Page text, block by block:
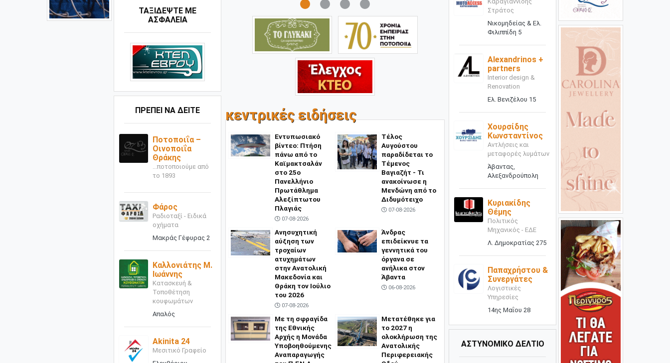
ΤΑΞΙΔΕΨΤΕ ΜΕ
ΑΣΦΑΛΕΙΑ
ΠΡΕΠΕΙ ΝΑ ΔΕΙΤΕ
Ποτοποιΐα –
Οινοποιΐα
Θράκης
...ποτοποιούμε από
το 1893
Φάρος
Ραδιοταξί - Ειδικά
οχήματα
Μακράς Γέφυρας 2
Καλλονιάτης Μ.
Ιωάννης
Κατασκευή &
Τοποθέτηση
κουφωμάτων
Απαλός
Akinita 24
Μεσιτικό Γραφείο
κεντρικές ειδήσεις
​Εντυπωσιακό
βίντεο: Πτήση
πάνω από το
Καϊμακτσαλάν
στο 25ο
Πανελλήνιο
Πρωτάθλημα
Αλεξίπτωτου
Πλαγιάς
07-08-2026
Τέλος
Αυγούστου
παραδίδεται το
Τέμενος
Βαγιαζήτ - Τι
ανακοίνωσε η
Μενδώνη από το
Διδυμότειχο
07-08-2026
Ανησυχητική
αύξηση των
τροχαίων
ατυχημάτων
στην Ανατολική
Μακεδονία και
Θράκη τον Ιούλιο
του 2026
07-08-2026
Άνδρας
επιδείκνυε τα
γεννητικά του
όργανα σε
ανήλικα στον
Άβαντα
06-08-2026
Με τη σφραγίδα
της Εθνικής
Αρχής η Μονάδα
Υποβοηθούμενης
Αναπαραγωγής
Μετατέθηκε για
το 2027 η
ολοκλήρωση της
Ανατολικής
Περιφερειακής
Στράτος
Νικομηδείας & Ελ.
Φιλιππίδη 5
Alexandrinos +
partners
Interior design &
Renovation
Ελ. Βενιζέλου 15
Χουρσίδης
Κωνσταντίνος
Αντλήσεις και
μεταφορές λυμάτων
Άβαντας,
Αλεξανδρούπολη
Κυριακίδης
Θέμης
Πολιτικός
Μηχανικός - ΕΔΕ
Λ. Δημοκρατίας 275
Παπαχρήστου &
Συνεργάτες
Λογιστικές
Υπηρεσίες
14ης Μαΐου 28
ΑΣΤΥΝΟΜΙΚΟ ΔΕΛΤΙΟ